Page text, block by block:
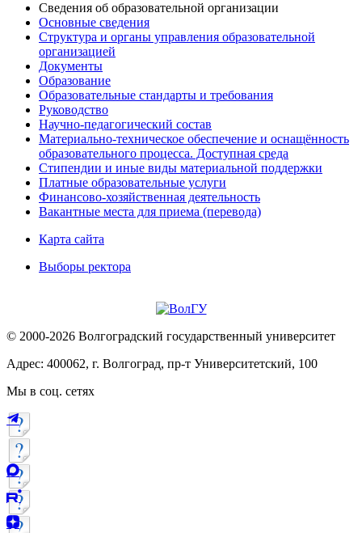
Сведения об образовательной организации
Основные сведения
Структура и органы управления образовательной
организацией
Документы
Образование
Образовательные стандарты и требования
Руководство
Научно-педагогический состав
Материально-техническое обеспечение и оснащённость
образовательного процесса. Доступная среда
Стипендии и иные виды материальной поддержки
Платные образовательные услуги
Финансово-хозяйственная деятельность
Вакантные места для приема (перевода)
Карта сайта
Выборы ректора
© 2000-2026 Волгоградский государственный университет
Адрес: 400062, г. Волгоград, пр-т Университетский, 100
Мы в соц. сетях